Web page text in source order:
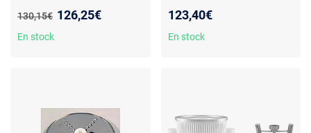
robots de cuisine - filtre à jus
- bac à pulpe - clapet stop-
Ancien prix :
130,15€ Nouveau prix :
126,25€
En stock
inox - Compatible Chef, Chef
XL et kMix - Référence
123,40€
En stock